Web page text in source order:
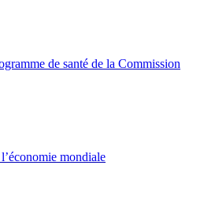
de santé de la Commission
mondiale